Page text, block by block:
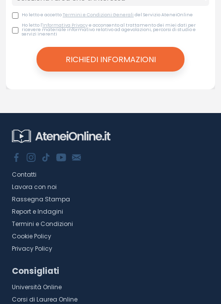
Ho letto e accettoTermini e Condizioni Generali del Servizio AteneiOnline
Ho letto l'Informativa Privacye acconsento al trattamento dei miei dati per
ricevere materiale informativo relativo ad agevolazioni, percorsi di studio e
servizi inerenti
Contatti
Lavora con noi
Rassegna Stampa
Report e Indagini
Termini e Condizioni
Cookie Policy
Privacy Policy
Consigliati
Università Online
Corsi di Laurea Online